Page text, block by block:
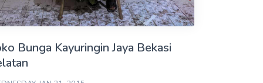
Bunga Kayuringin Jaya Bekasi